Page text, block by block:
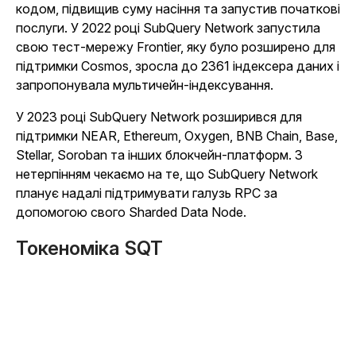
кодом, підвищив суму насіння та запустив початкові
послуги. У 2022 році SubQuery Network запустила
свою тест-мережу Frontier, яку було розширено для
підтримки Cosmos, зросла до 2361 індексера даних і
запропонувала мультичейн-індексування.
У 2023 році SubQuery Network розширився для
підтримки NEAR, Ethereum, Oxygen, BNB Chain, Base,
Stellar, Soroban та інших блокчейн-платформ. З
нетерпінням чекаємо на те, що SubQuery Network
планує надалі підтримувати галузь RPC за
допомогою свого Sharded Data Node.
Токеноміка SQT